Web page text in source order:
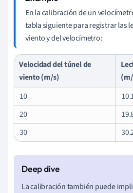
En la calibración de un
tabla siguiente para registrar las
viento y del velocímetro:
Velocidad del túnel de
viento (m/s)
10
20
30
La calibración también puede